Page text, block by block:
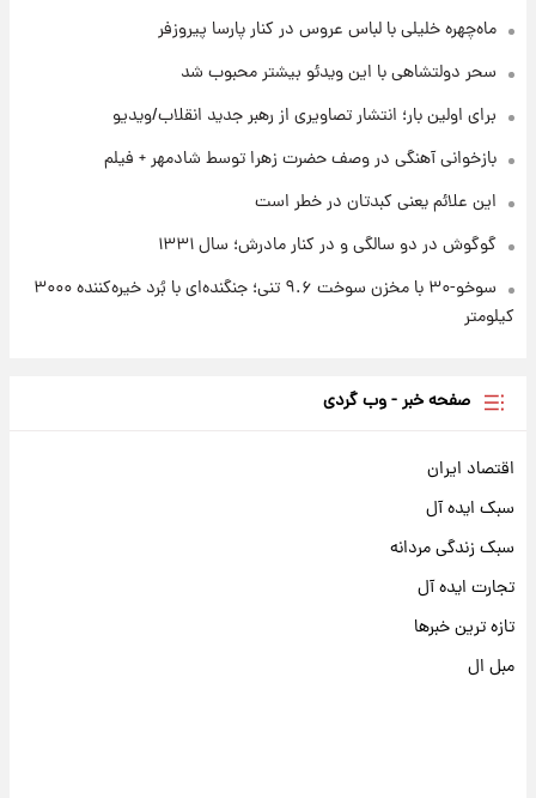
۲۲ ساعت پیش
بازیکن به درد نخور استقلال با مقصد اروپا این
ماه‌چهره خلیلی با لباس عروس در کنار پارسا پیروزفر
سحر دولتشاهی با این ویدئو بیشتر محبوب شد
برای اولین بار؛ انتشار تصاویری از رهبر جدید انقلاب/ویدیو
بازخوانی آهنگی در وصف حضرت زهرا توسط شادمهر + فیلم
این علائم یعنی کبدتان در خطر است
گوگوش در دو سالگی و در کنار مادرش؛ سال ۱۳۳۱
سوخو-۳۰ با مخزن سوخت ۹.۶ تنی؛ جنگنده‌ای با بُرد خیره‌کننده ۳۰۰۰
کیلومتر
صفحه خبر - وب گردی
اقتصاد ایران
سبک ایده آل
سبک زندگی مردانه
تجارت ایده آل
تازه ترین خبرها
مبل ال